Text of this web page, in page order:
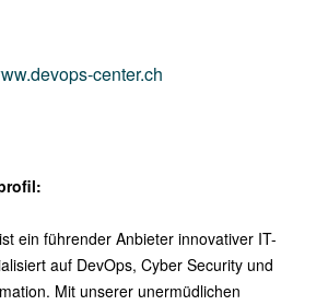
center.ch
ein führender Anbieter innovativer IT-
auf DevOps, Cyber Security und
Mit unserer unermüdlichen